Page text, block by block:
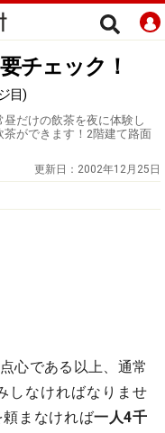
要チェック！
目)
だけの飲茶を夜に体験し
ができます！2階建て路面
更新日： 2002年12月25日
心である以上、通常
しなければなりませ
まなければ一人4千